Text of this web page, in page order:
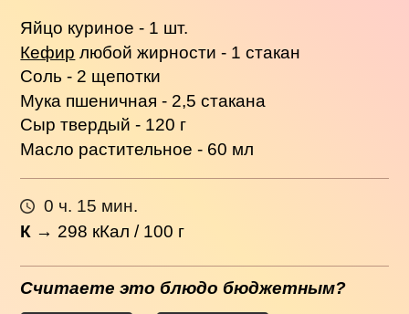
Яйцо куриное - 1 шт.
Кефир любой жирности - 1 стакан
Соль - 2 щепотки
Мука пшеничная - 2,5 стакана
Сыр твердый - 120 г
Масло растительное - 60 мл
0 ч. 15 мин.
К → 298 кКал / 100 г
Считаете это блюдо бюджетным?